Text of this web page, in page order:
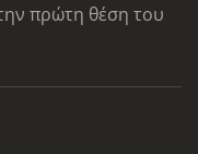
πρώτη θέση του